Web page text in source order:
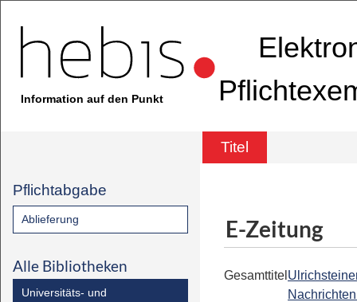
Information auf den Punkt
Titel
Pflichtabgabe
Ablieferung
Alle Bibliotheken
Universitäts- und
E-Zeitung
Gesamttitel